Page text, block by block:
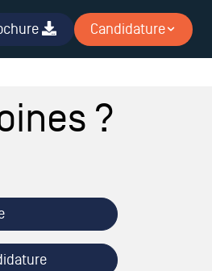
?
Candidature